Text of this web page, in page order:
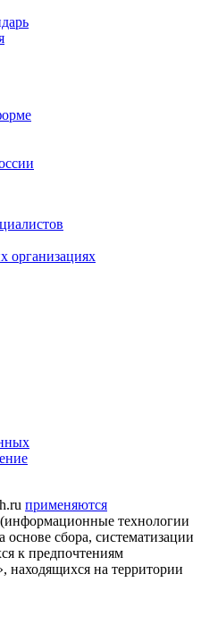
организациях
применяются
(информационные технологии
сбора, систематизации
к предпочтениям
находящихся на территории